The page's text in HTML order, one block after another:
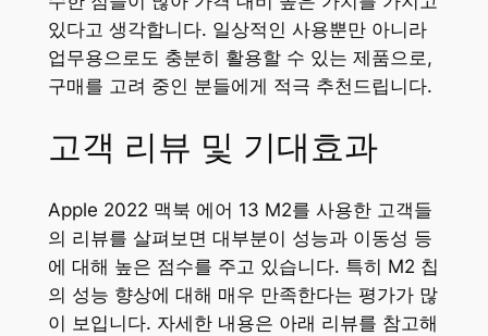
있다고 생각합니다. 일상적인 사용뿐만 아니라
업무용으로도 충분히 활용할 수 있는 제품으로,
구매를 고려 중인 분들에게 적극 추천드립니다.
고객 리뷰 및 기대효과
Apple 2022 맥북 에어 13 M2를 사용한 고객들
의 리뷰를 살펴보면 대부분이 성능과 이동성 등
에 대해 높은 점수를 주고 있습니다. 특히 M2 칩
의 성능 향상에 대해 매우 만족한다는 평가가 많
이 보입니다. 자세한 내용은 아래 리뷰를 참고해